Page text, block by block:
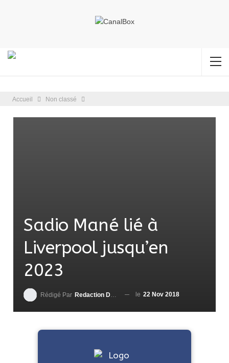
Accueil Non classé
Sadio Mané lié à
Liverpool jusqu’en
2023
Rédigé Par Redaction DjenaSport le 22 Nov 2018